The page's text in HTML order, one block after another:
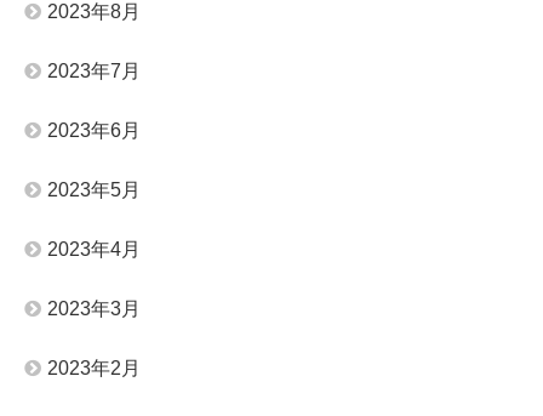
2023年8月
2023年7月
2023年6月
2023年5月
2023年4月
2023年3月
2023年2月